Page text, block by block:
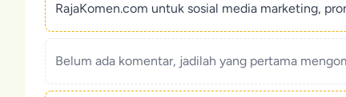
RajaKomen.com untuk sosial media marketing,
Belum ada komentar, jadilah yang pertama